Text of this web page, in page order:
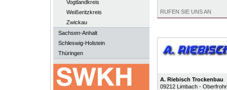
Vogtlandkreis
Weißeritzkreis
Zwickau
Sachsen-Anhalt
Schleswig-Holstein
Thüringen
RUFEN SIE UNS AN
A. Riebisch Trockenbau
09212 Limbach -